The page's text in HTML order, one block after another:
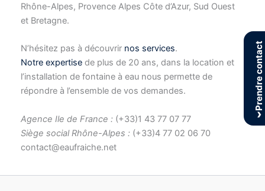
Rhône-Alpes, Provence Alpes Côte d’Azur, Sud Ouest
et Bretagne.
N’hésitez pas à découvrir nos services.
Notre expertise de plus de 20 ans, dans la location et
l’installation de fontaine à eau nous permette de
répondre à l’ensemble de vos demandes.
Agence Ile de France : (+33)1 43 77 07 77
Siège social Rhône-Alpes : (+33)4 77 02 06 70
contact@eaufraiche.net
›
Prendre contact